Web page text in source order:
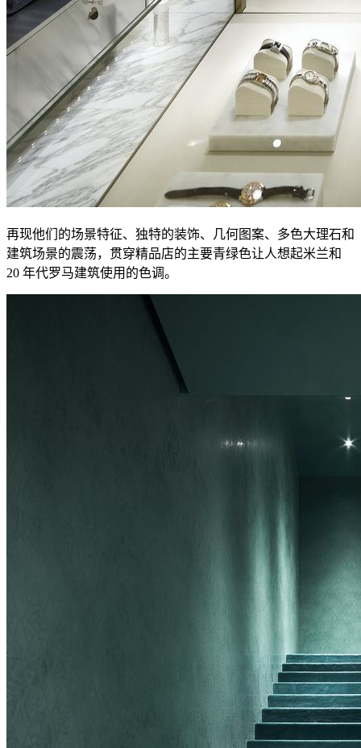
再现他们的场景特征、独特的装饰、几何图案、多色大理石和
建筑场景的震荡，贯穿精品店的主要青绿色让人想起米兰和
20 年代罗马建筑使用的色调。